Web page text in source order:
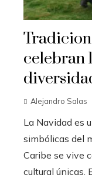
celebran
Alejandro Salas
La Navidad es
simbólicas del
Caribe se vive
cultural únicas.